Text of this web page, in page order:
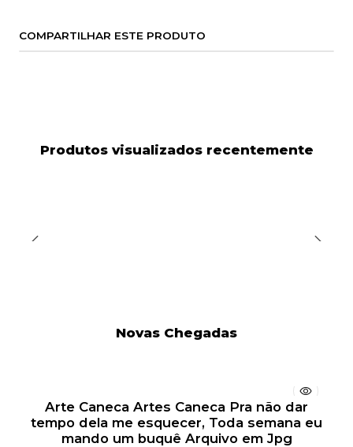
COMPARTILHAR ESTE PRODUTO
Produtos visualizados recentemente
Novas Chegadas
Arte Caneca Artes Caneca Pra não dar
tempo dela me esquecer, Toda semana eu
mando um buquê Arquivo em Jpg